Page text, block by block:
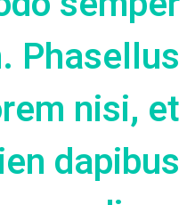
Phasellus
nisi, et
dapibus